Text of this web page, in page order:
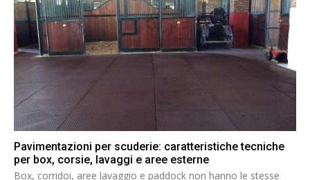
Pavimentazioni per scuderie: caratteristiche tecniche
per box, corsie, lavaggi e aree esterne
Box, corridoi, aree lavaggio e paddock non hanno le stesse